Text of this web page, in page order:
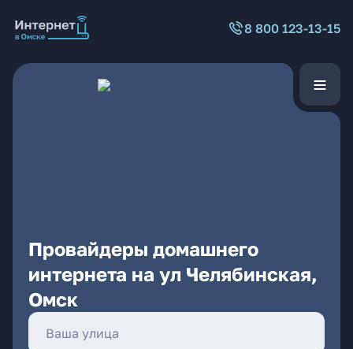
8 800 123-13-15
Провайдеры домашнего
интернета на ул Челябинская,
Омск